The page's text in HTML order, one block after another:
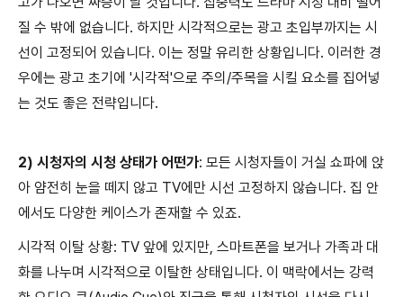
질 수 밖에 없습니다. 하지만 시각적으로는 광고 초입부까지는 시
선이 고정되어 있습니다. 이는 정말 유리한 상황입니다. 이러한 경
우에는 광고 초기에 '시각적'으로 주의/주목을 시킬 요소를 집어넣
는 것도 좋은 전략입니다.
2) 시청자의 시청 상태가 어떤가: 모든 시청자들이 거실 쇼파에 앉
아 얌전히 눈을 떼지 않고 TV에만 시선 고정하지 않습니다. 집 안
에서도 다양한 케이스가 존재할 수 있죠.
시각적 이탈 상황: TV 앞에 있지만, 스마트폰을 보거나 가족과 대
화를 나누며 시각적으로 이탈한 상태입니다. 이 맥락에서는 강력